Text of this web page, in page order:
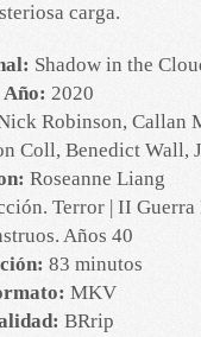
carga.
Shadow in the
Año: 2020
Robinson, Callan
Coll, Benedict Wall,
Roseanne Liang
Terror | II
Años 40
83 minutos
MKV
BRrip